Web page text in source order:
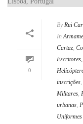
0
By Rui
In
Cartaz,
inscrições,
Militares,
urbanas,
Uniformes